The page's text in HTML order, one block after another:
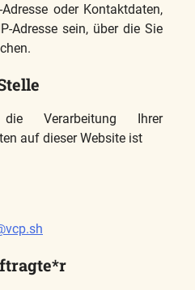
oder Kontaktdaten,
Adresse sein, über die Sie
Verarbeitung Ihrer
auf dieser Website ist